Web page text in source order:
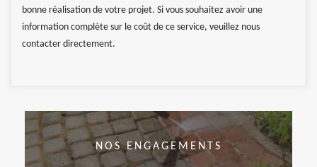
bonne réalisation de votre projet. Si vous souhaitez avoir une
information complète sur le coût de ce service, veuillez nous
contacter directement.
NOS ENGAGEMENTS